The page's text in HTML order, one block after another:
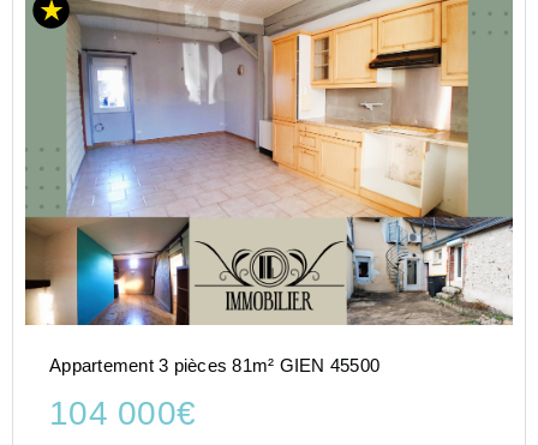
Appartement 3 pièces 81m² GIEN 45500
104 000€